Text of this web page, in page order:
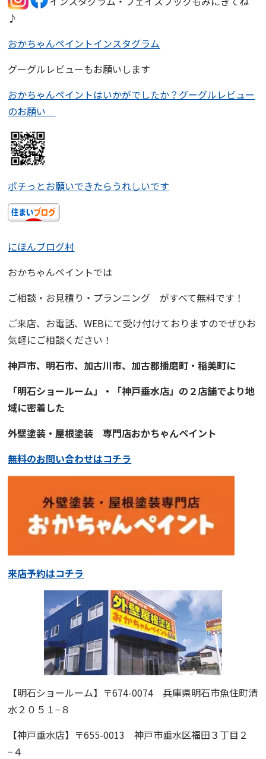
♪
おかちゃんペイントインスタグラム
グーグルレビューもお願いします
おかちゃんペイントはいかがでしたか？グーグルレビュー
のお願い
ポチっとお願いできたらうれしいです
にほんブログ村
おかちゃんペイントでは
ご相談・お見積り・プランニング がすべて無料です！
ご来店、お電話、WEBにて受け付けておりますのでぜひお
気軽にご相談ください！
神戸市、明石市、加古川市、 加古郡播磨町・稲美町に
「明石ショールーム」・「神戸垂水店」の２店舗でより地
域に密着した
外壁塗装・屋根塗装専門店おかちゃんペイント
無料のお問い合わせはコチラ
来店予約はコチラ
【明石ショールーム】〒674-0074 兵庫県明石市魚住町清
水２０５１−８
【神戸垂水店】〒655-0013 神戸市垂水区福田３丁目２
−４